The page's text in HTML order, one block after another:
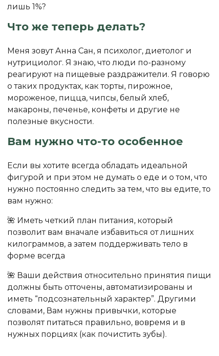
лишь 1%?
Что же теперь делать?
Меня зовут Анна Сан, я психолог, диетолог и
нутрициолог. Я знаю, что люди по-разному
реагируют на пищевые раздражители. Я говорю
о таких продуктах, как торты, пирожное,
мороженое, пицца, чипсы, белый хлеб,
макароны, печенье, конфеты и другие не
полезные вкусности.
Вам нужно что-то особенное
Если вы хотите всегда обладать идеальной
фигурой и при этом не думать о еде и о том, что
нужно постоянно следить за тем, что вы едите, то
вам нужно:
🌺 Иметь четкий план питания, который
позволит вам вначале избавиться от лишних
килограммов, а затем поддерживать тело в
форме всегда
🌺 Ваши действия относительно принятия пищи
должны быть отточены, автоматизированы и
иметь “подсознательный характер”. Другими
словами, Вам нужны привычки, которые
позволят питаться правильно, вовремя и в
нужных порциях (как почистить зубы).